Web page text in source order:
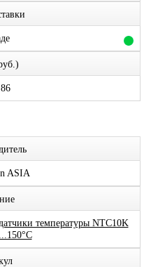
ASIA
температуры NTC10K